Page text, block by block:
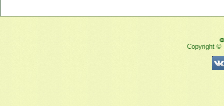
Copyright ©